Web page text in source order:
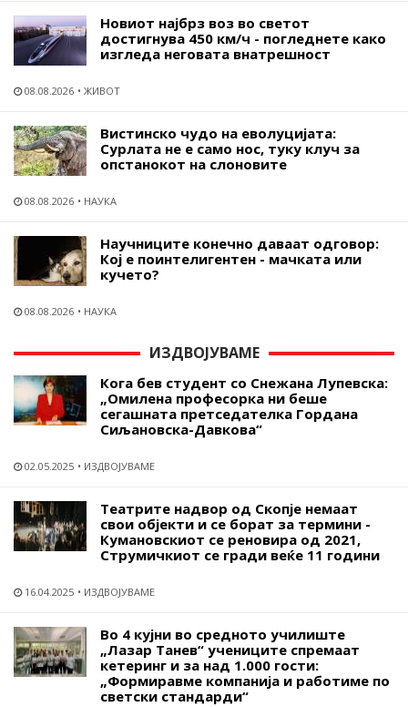
Новиот најбрз воз во светот
достигнува 450 км/ч - погледнете како
изгледа неговата внатрешност
08.08.2026 ЖИВОТ
Вистинско чудо на еволуцијата:
Сурлата не е само нос, туку клуч за
опстанокот на слоновите
08.08.2026 НАУКА
Научниците конечно даваат одговор:
Кој е поинтелигентен - мачката или
кучето?
08.08.2026 НАУКА
ИЗДВОЈУВАМЕ
Кога бев студент со Снежана Лупевска:
„Омилена професорка ни беше
сегашната претседателка Гордана
Сиљановска-Давкова“
02.05.2025 ИЗДВОЈУВАМЕ
Театрите надвор од Скопје немаат
свои објекти и се борат за термини -
Кумановскиот се реновира од 2021,
Струмичкиот се гради веќе 11 години
16.04.2025 ИЗДВОЈУВАМЕ
Во 4 кујни во средното училиште
„Лазар Танев“ учениците спремаат
кетеринг и за над 1.000 гости:
„Формиравме компанија и работиме по
светски стандарди“